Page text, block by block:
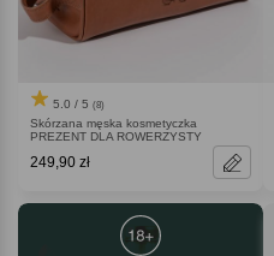
5.0 / 5 (8)
Skórzana męska kosmetyczka
PREZENT DLA ROWERZYSTY
249,90 zł